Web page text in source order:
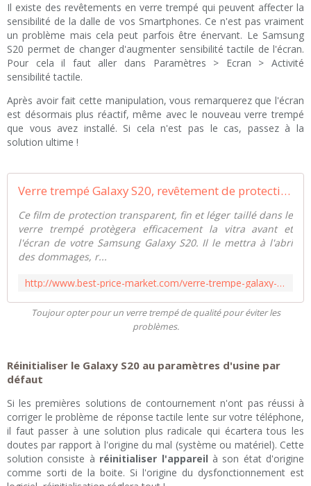
Il existe des revêtements en verre trempé qui peuvent affecter la
sensibilité de la dalle de vos Smartphones. Ce n'est pas vraiment
un problème mais cela peut parfois être énervant. Le Samsung
S20 permet de changer d'augmenter sensibilité tactile de l'écran.
Pour cela il faut aller dans Paramètres > Ecran > Activité
sensibilité tactile.
Après avoir fait cette manipulation, vous remarquerez que l'écran
est désormais plus réactif, même avec le nouveau verre trempé
que vous avez installé. Si cela n'est pas le cas, passez à la
solution ultime !
Verre trempé Galaxy S20, revêtement de protection avant
Ce film de protection transparent, fin et léger taillé dans le
verre trempé protègera efficacement la vitra avant et
l'écran de votre Samsung Galaxy S20. Il le mettra à l'abri
des dommages, r...
http://www.best-price-market.com/verre-trempe-galaxy-s20
Toujour opter pour un verre trempé de qualité pour éviter les
problèmes.
Réinitialiser le Galaxy S20 au paramètres d'usine par
défaut
Si les premières solutions de contournement n'ont pas réussi à
corriger le problème de réponse tactile lente sur votre téléphone,
il faut passer à une solution plus radicale qui écartera tous les
doutes par rapport à l'origine du mal (système ou matériel). Cette
solution consiste à réinitialiser l'appareil à son état d'origine
comme sorti de la boite. Si l'origine du dysfonctionnement est